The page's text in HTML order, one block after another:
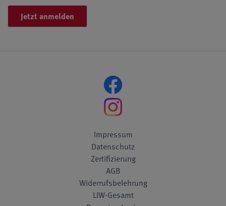
Jetzt anmelden
Impressum
Datenschutz
Zertifizierung
AGB
Widerrufsbelehrung
LIW-Gesamt